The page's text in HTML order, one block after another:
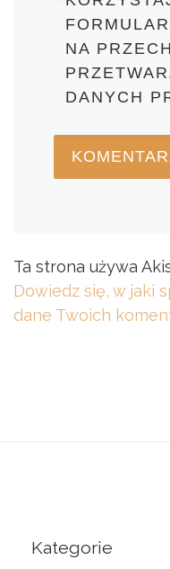
NA
DANYCH
Ta strona używa
Dowiedz się, w jaki
dane Twoich
Kategorie